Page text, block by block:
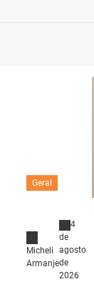
Geral
Micheli
Armanje
4
de
agosto
de
2026